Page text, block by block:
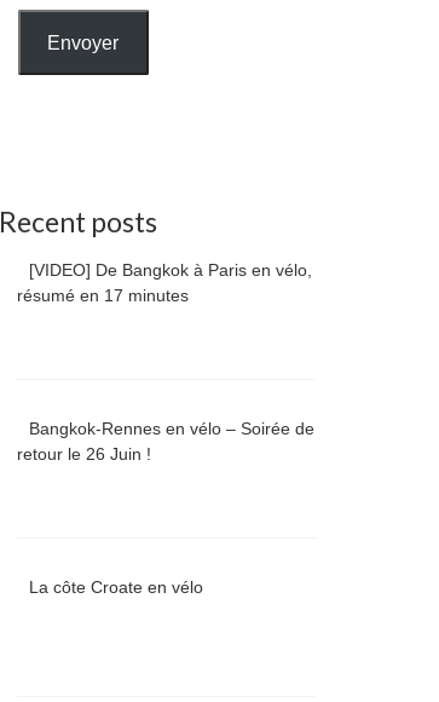
Envoyer
Recent posts
[VIDEO] De Bangkok à Paris en vélo,
résumé en 17 minutes
Bangkok-Rennes en vélo – Soirée de
retour le 26 Juin !
La côte Croate en vélo